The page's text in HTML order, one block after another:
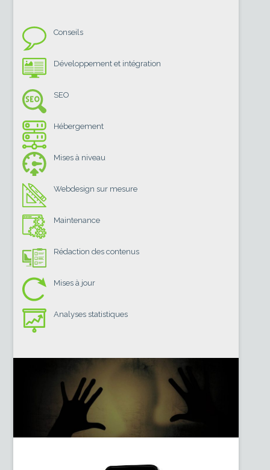
Conseils
Développement et intégration
SEO
Hébergement
Mises à niveau
Webdesign sur mesure
Maintenance
Rédaction des contenus
Mises à jour
Analyses statistiques